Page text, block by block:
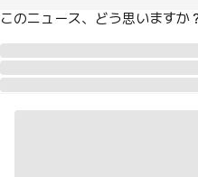
このニュース、どう思いますか